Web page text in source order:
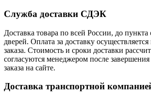
Служба доставки СДЭК
Доставка товара по всей России, до
дверей. Оплата за доставку
заказа. Стоимость и сроки доставки
согласуются менеджером после
заказа на сайте.
Доставка транспортной